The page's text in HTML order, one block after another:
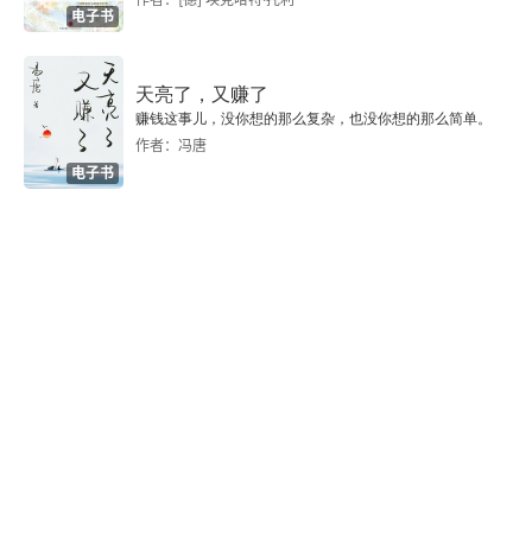
第四节 “以义为利”：政治的正义性原则
第五节 “从道不从君”：士的为政原则
第六节 孟子政治哲学的反省与评价
第六章 自然与无为：《庄子》的政治哲学
电子书
电子书
天亮了，又赚了
赚钱这事儿，没你想的那么复杂，也没你想的那么简单。
作者：冯唐